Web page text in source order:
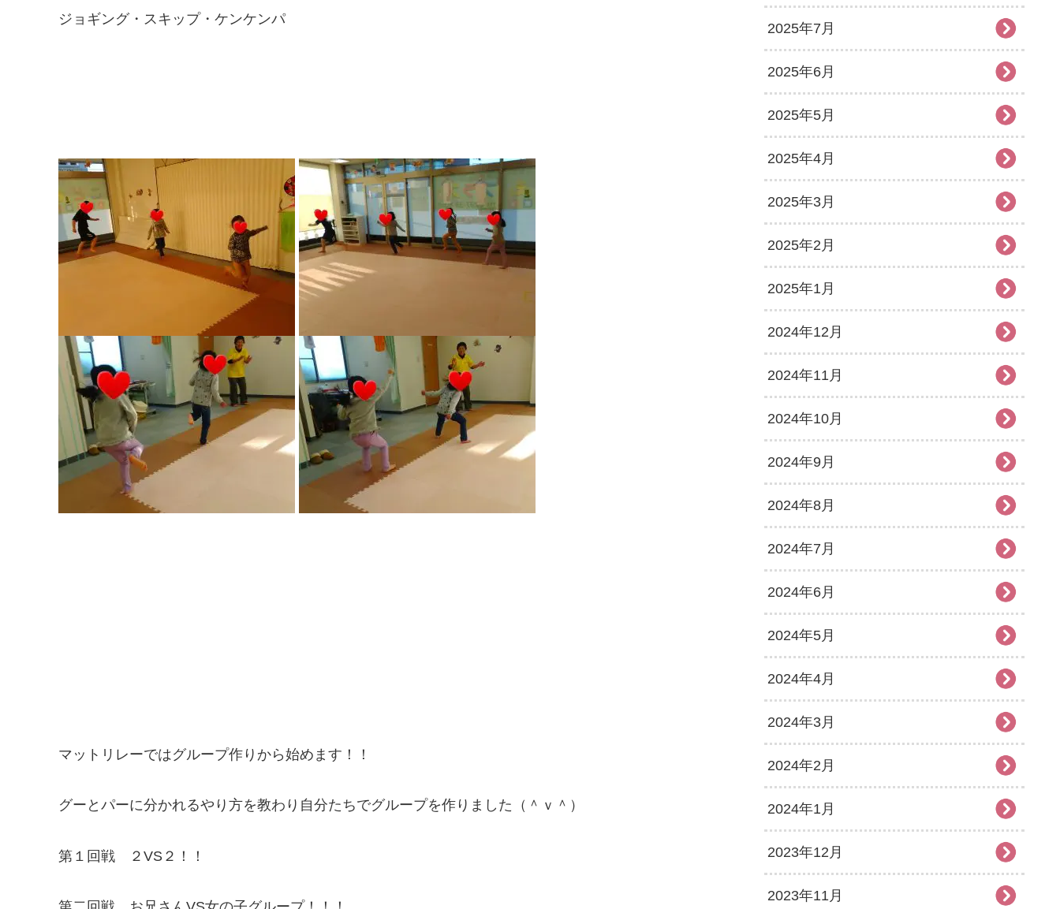
ジョギング・スキップ・ケンケンパ
マットリレーではグループ作りから始めます！！
グーとパーに分かれるやり方を教わり自分たちでグループを作りました（＾ｖ＾）
第１回戦 ２VS２！！
2025年7月
2025年6月
2025年5月
2025年4月
2025年3月
2025年2月
2025年1月
2024年12月
2024年11月
2024年10月
2024年9月
2024年8月
2024年7月
2024年6月
2024年5月
2024年4月
2024年3月
2024年2月
2024年1月
2023年12月
2023年11月